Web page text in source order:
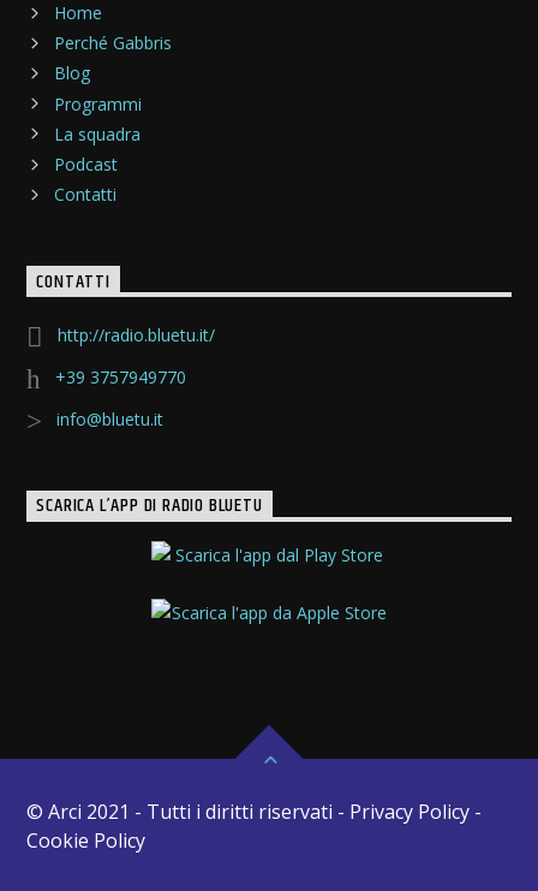
Home
Perché Gabbris
Blog
Programmi
La squadra
Podcast
Contatti
CONTATTI
http://radio.bluetu.it/
+39 3757949770
info@bluetu.it
SCARICA L’APP DI RADIO BLUETU
© Arci 2021 - Tutti i diritti riservati - Privacy Policy -
Cookie Policy